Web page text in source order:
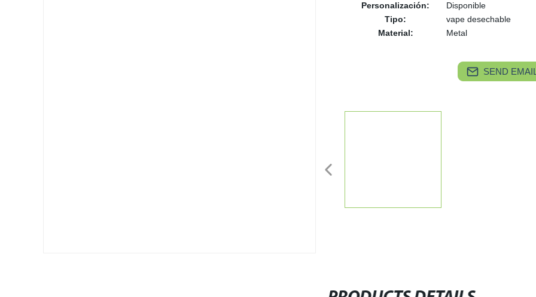
Personalización:
Disponible
Tipo:
vape desechable
Material:
Metal
SEND